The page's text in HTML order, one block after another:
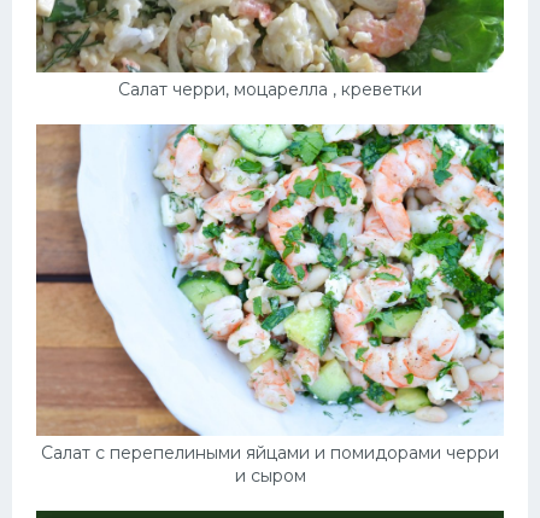
Салат черри, моцарелла , креветки
Салат с перепелиными яйцами и помидорами черри
и сыром